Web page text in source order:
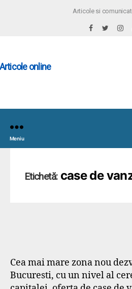
Articole si
Meniu
Etichetă: case de
Cea mai mare zona nou
Bucuresti, cu un nivel al